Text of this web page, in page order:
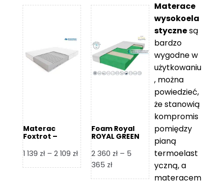
Materac
Foxtrot –
1 139 zł – 2 109 złZakres
cen:
Foam Royal
ROYAL GREEN
piankowy
2 360 zł – 5
365 złZakres
Materace
wysokoela
stycznesą
bardzo
wygodne w
użytkowaniu
, można
powiedzieć,
że stanowią
kompromis
pomiędzy
pianą
termoelast
yczną, a
materacem